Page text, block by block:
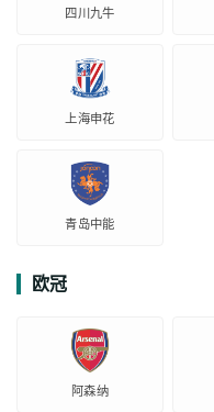
四川九牛
上海申花
青岛中能
欧冠
阿森纳